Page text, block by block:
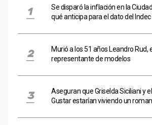
Se disparó la inflación en la
qué anticipa para el dato del
Murió a los 51 años Leandro Rud,
representante de modelos
Aseguran que Griselda Siciliani y
Gustar estarían viviendo un